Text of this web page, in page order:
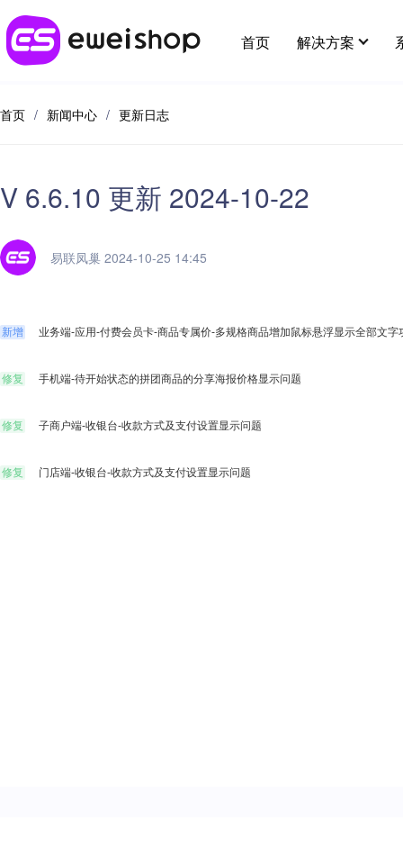
首页 解决方案
超强社交分销
解决线上大货批发场景，构建批发商体系
e闪收银台
积木UI
新人专区
供应链
省钱好物
易宝分账
e闪趣直播
易宝支付
酒店预
帮助中心
开放平台
应用市场
首页 / 新闻中心 / 更新日志
V 6.6.10 更新 2024-10-22
易联凤巢 2024-10-25 14:45
新增 业务端-应用-付费会员卡-商品专属价-多规格商品增加鼠标悬浮显示全部文字
修复 手机端-待开始状态的拼团商品的分享海报价格显示问题
修复 子商户端-收银台-收款方式及支付设置显示问题
修复 门店端-收银台-收款方式及支付设置显示问题